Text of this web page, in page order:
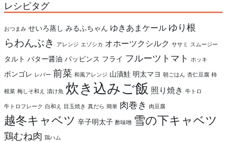
レシピタグ
おつまみ せいろ蒸し みるふちゃん ゆきあまケール ゆり根
らわんぶき アレンジ エゾシカ オホーツクシルク ササミ スムージー
タルト バター醤油 パッピンス フライ フルーツトマト ホッキ
ボンゴレ レバー 前菜 和風アレンジ 山漬鮭 明太マヨ 朝ごはん 杏仁豆腐 柿
根菜 梅しそ和え 漬け魚 炊き込みご飯 照り焼き 牛トロ
牛トロフレーク 白和え 目玉焼き 真だら 簡単 肉巻き 肉豆腐
越冬キャベツ 辛子明太子 酢味噌 雪の下キャベツ
鶏むね肉 鶏ハム